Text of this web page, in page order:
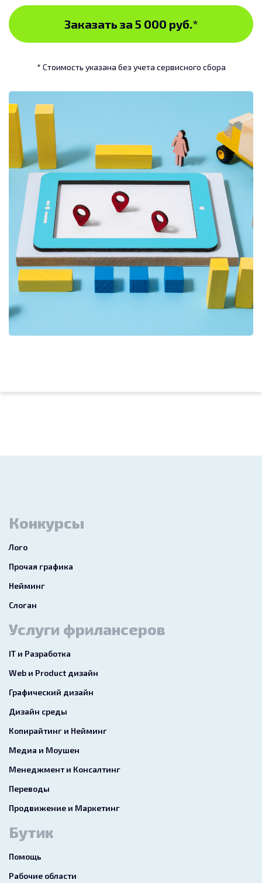
Заказать за 5 000 руб.*
* Стоимость указана без учета сервисного сбора
Конкурсы
Лого
Прочая графика
Нейминг
Слоган
Услуги фрилансеров
IT и Разработка
Web и Product дизайн
Графический дизайн
Дизайн среды
Копирайтинг и Нейминг
Медиа и Моушен
Менеджмент и Консалтинг
Переводы
Продвижение и Маркетинг
Бутик
Помощь
Рабочие области